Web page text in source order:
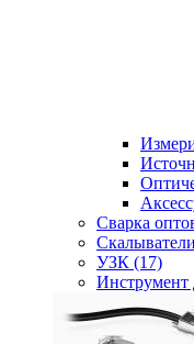
Сварка
Скалыватели
УЗК (17)